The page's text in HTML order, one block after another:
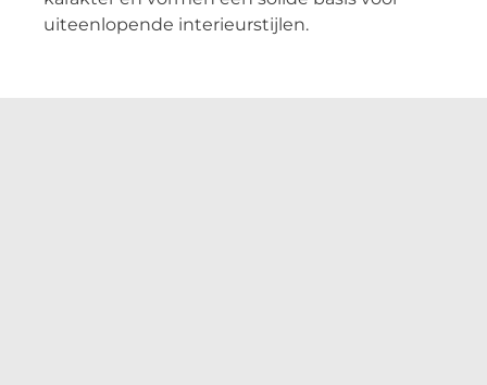
uiteenlopende interieurstijlen.